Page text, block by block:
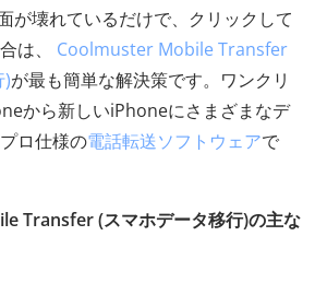
が壊れているだけで、クリックして
は、 Coolmuster Mobile Transfer
)が最も簡単な解決策です。ワンクリ
から新しいiPhoneにさまざまなデ
ロ仕様の電話転送ソフトウェアで
Transfer (スマホデータ移行)の主な